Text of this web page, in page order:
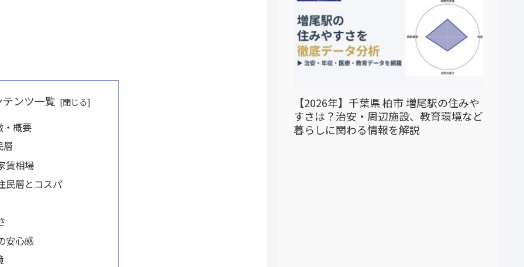
ンツ一覧
・概要
層
賃相場
民層とコスパ
安心感
【2026年】千葉県 柏市 増尾駅の住みや
すさは？治安・周辺施設、教育環境など
暮らしに関わる情報を解説